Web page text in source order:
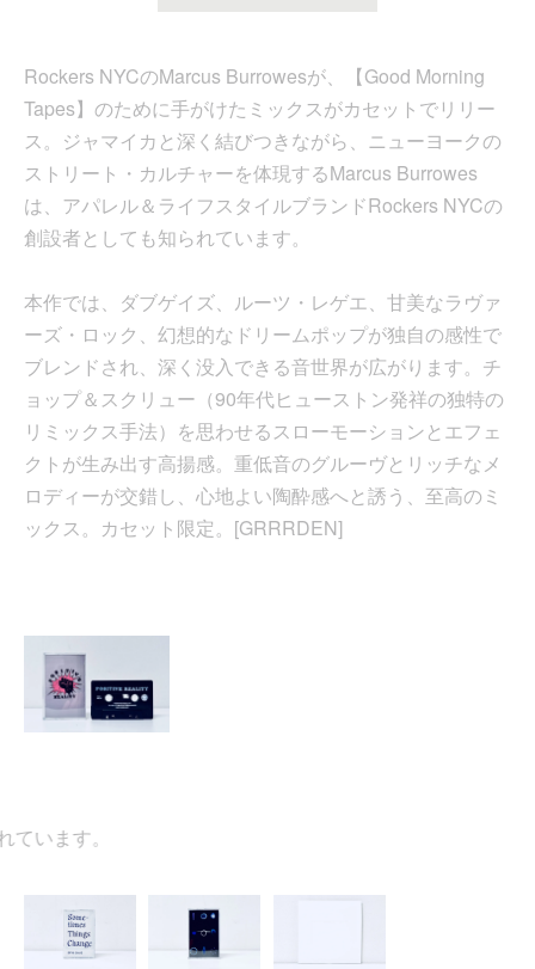
Rockers NYCのMarcus Burrowesが、【Good Morning
Tapes】のために手がけたミックスがカセットでリリー
ス。ジャマイカと深く結びつきながら、ニューヨークの
ストリート・カルチャーを体現するMarcus Burrowes
は、アパレル＆ライフスタイルブランドRockers NYCの
創設者としても知られています。
本作では、ダブゲイズ、ルーツ・レゲエ、甘美なラヴァ
ーズ・ロック、幻想的なドリームポップが独自の感性で
ブレンドされ、深く没入できる音世界が広がります。チ
ョップ＆スクリュー（90年代ヒューストン発祥の独特の
リミックス手法）を思わせるスローモーションとエフェ
クトが生み出す高揚感。重低音のグルーヴとリッチなメ
ロディーが交錯し、心地よい陶酔感へと誘う、至高のミ
ックス。カセット限定。[GRRRDEN]
います。